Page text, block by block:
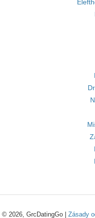
© 2026, GrcDatingGo | Zásady